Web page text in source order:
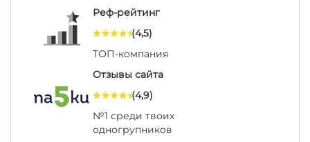
Реф-рейтинг
(4,5)
ТОП-компания
Отзывы сайта
(4,9)
№1 среди твоих
одногрупников